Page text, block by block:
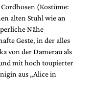
(Kostüme:
alten Stuhl wie an
Nähe
Geste, in der alles
von der Damerau als
mit hoch toupierter
aus „Alice in